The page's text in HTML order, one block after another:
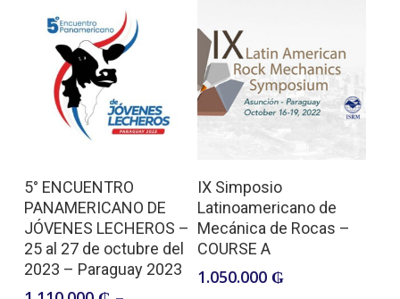
Select Options
product
has
multiple
5° ENCUENTRO
PANAMERICANO DE
JÓVENES LECHEROS –
25 al 27 de octubre del
2023 – Paraguay 2023
Add To Cart
IX Simposio
Latinoamericano de
Mecánica de Rocas –
COURSE A
1.050.000 ₲